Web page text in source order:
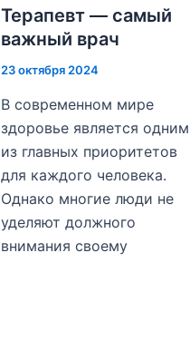
Терапевт — самый
важный врач
23 октября 2024
В современном мире
здоровье является одним
из главных приоритетов
для каждого человека.
Однако многие люди не
уделяют должного
внимания своему